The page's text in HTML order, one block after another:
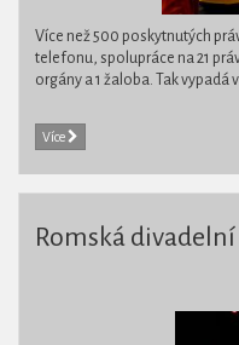
Více než 500 poskytnutých
telefonu, spolupráce na 21
orgány a 1 žaloba. Tak vypadá
Více
Romská